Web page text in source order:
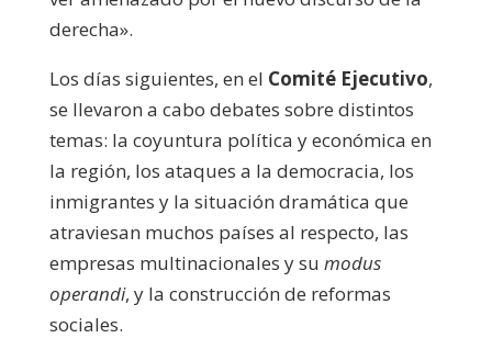
derecha».
Los días siguientes, en el Comité Ejecutivo,
se llevaron a cabo debates sobre distintos
temas: la coyuntura política y económica en
la región, los ataques a la democracia, los
inmigrantes y la situación dramática que
atraviesan muchos países al respecto, las
empresas multinacionales y su modus
operandi, y la construcción de reformas
sociales.